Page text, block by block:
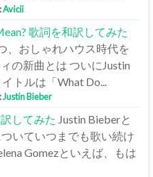
Avicii
歌詞を和訳してみた
、おしゃれハウス時代を
の新曲とは ついにJustin
トルは「What Do...
Justin Bieber
してみた Justin Bieberと
いていつまでも歌い続け
Gomezといえば、もは